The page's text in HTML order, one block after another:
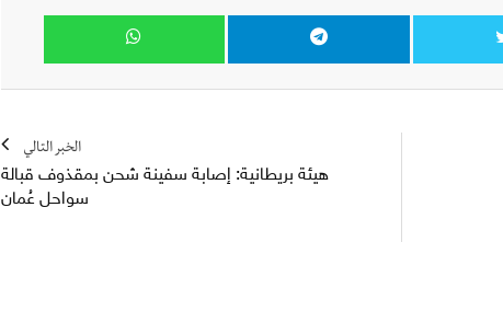
الخبر التالي
هيئة بريطانية: إصابة سفينة شحن بمقذوف قبالة
سواحل عُمان